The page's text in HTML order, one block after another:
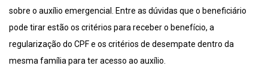
sobre o auxílio emergencial. Entre as dúvidas que o beneficiário
pode tirar estão os critérios para receber o benefício, a
regularização do CPF e os critérios de desempate dentro da
mesma família para ter acesso ao auxílio.